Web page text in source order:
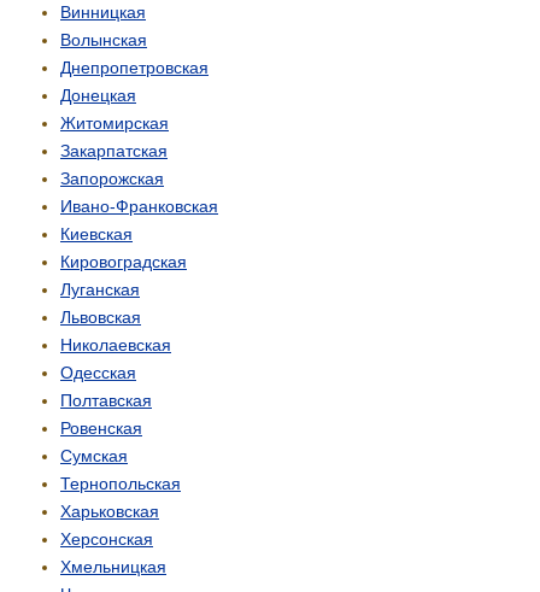
Винницкая
Волынская
Днепропетровская
Донецкая
Житомирская
Закарпатская
Запорожская
Ивано-Франковская
Киевская
Кировоградская
Луганская
Львовская
Николаевская
Одесская
Полтавская
Ровенская
Сумская
Тернопольская
Харьковская
Херсонская
Хмельницкая